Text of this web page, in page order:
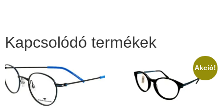
Kapcsolódó termékek
Akció!